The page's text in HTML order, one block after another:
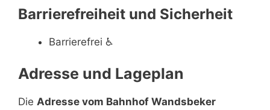
Barrierefreiheit und Sicherheit
Barrierefrei ♿
Adresse und Lageplan
Die Adresse vom Bahnhof Wandsbeker